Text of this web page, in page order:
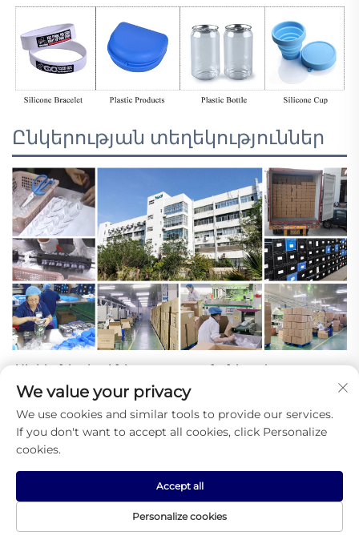
Ընկերության տեղեկություններ
Սիլիկոնե ռետինի արտադրանքներով,
պլաստմասսայի արտադրանքներով,
ձևավորման նախագծումով և արտադրությամբ
զբաղվում է Xiamen Yizhou Imp. & Exp. Co., Ltd.
արտադրությունից: Մեր ընկերությունը ներառում
է 6000 քառակուսի մետր տարածք:
Հետազոտությունից, արտադրությունից և
հավաքակցումից մինչև հաճախորդային
սպասարկում՝ մենք կարող ենք իրականացնել
մեկ շարք ստանդարտ արտադրություն: Մենք
We value your privacy
We use cookies and similar tools to provide our services.
If you don't want to accept all cookies, click Personalize
cookies.
Personalize cookies
Accept all